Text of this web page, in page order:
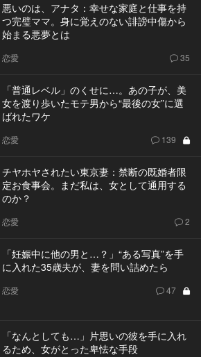
悪いのは、アナタ：幸せな家庭と仕事を持
つ完璧ママ。身に覚えのない誹謗中傷から
始まる悪夢とは
恋愛 35
「普通レベル」のくせに…。あの子が、美
女を渡り歩いたモテ男から“最後の女”に選
ばれたワケ
恋愛 139
チヤホヤされたい東京妻：禁断の既婚者限
定お食事会。まだ私は、女として通用する
のか？
恋愛 2
「妊娠中に他の男と…？」“ある写真”を手
に入れた35歳夫が、妻を問い詰めたら
恋愛 47
「なんとしても…」片思いの彼を手に入れ
るため、女がとった卑怯な手段